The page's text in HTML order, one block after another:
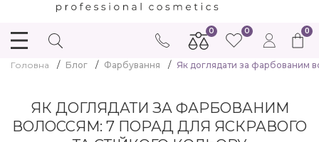
0
0 0
Головна Блог Фарбування Як доглядати за фарбованим
ЯК ДОГЛЯДАТИ ЗА ФАРБОВАНИМ
ВОЛОССЯМ: 7 ПОРАД ДЛЯ ЯСКРАВОГО